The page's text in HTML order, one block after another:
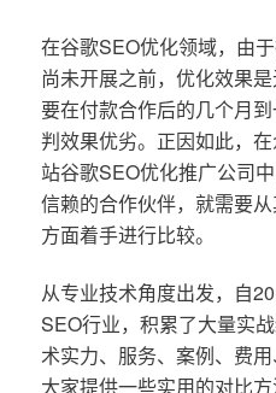
在谷歌SEO优化领域，由
尚未开展之前，优化效果
要在付款合作后的几个月
判效果优劣。正因如此，
站谷歌SEO优化推广公司
信赖的合作伙伴，就需要
方面着手进行比较。
从专业技术角度出发，自
SEO行业，积累了大量实
术实力、服务、案例、费
大家提供一些实用的对比方